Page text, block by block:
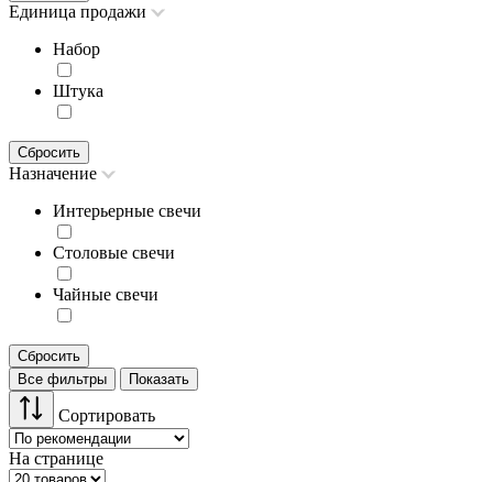
Единица продажи
Набор
Штука
Сбросить
Назначение
Интерьерные свечи
Столовые свечи
Чайные свечи
Сбросить
Все фильтры
Показать
Сортировать
На странице